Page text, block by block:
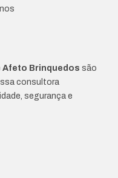
Afeto Brinquedos são
consultora
segurança e